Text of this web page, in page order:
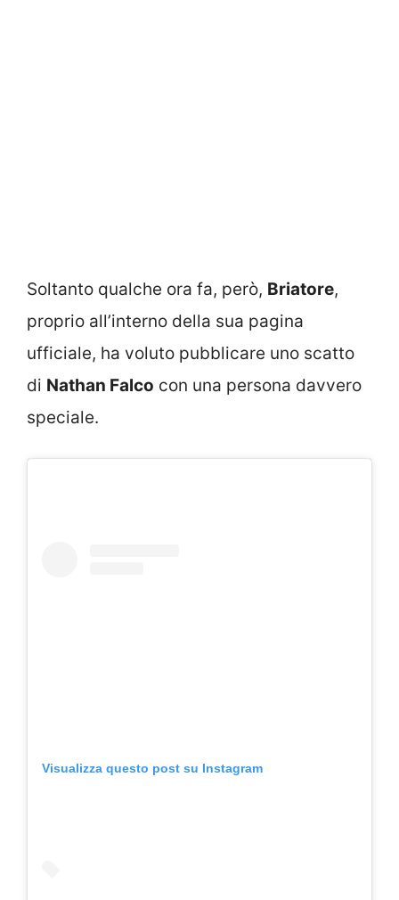
Soltanto qualche ora fa, però, Briatore,
proprio all’interno della sua pagina
ufficiale, ha voluto pubblicare uno scatto
di Nathan Falco con una persona davvero
speciale.
Visualizza questo post su Instagram